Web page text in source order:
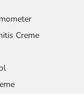
Creme